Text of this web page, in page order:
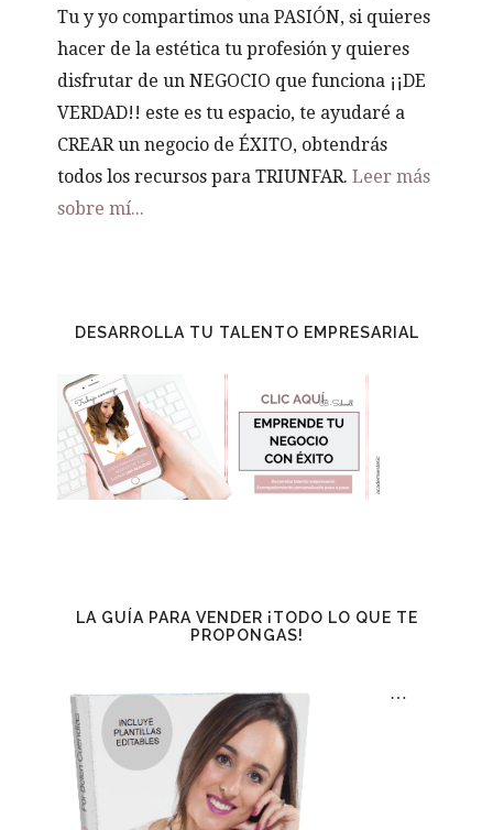
Tu y yo compartimos una PASIÓN, si quieres
hacer de la estética tu profesión y quieres
disfrutar de un NEGOCIO que funciona ¡¡DE
VERDAD!! este es tu espacio, te ayudaré a
CREAR un negocio de ÉXITO, obtendrás
todos los recursos para TRIUNFAR.Leer más
sobre mí...
DESARROLLA TU TALENTO EMPRESARIAL
LA GUÍA PARA VENDER ¡TODO LO QUE TE
PROPONGAS!
…